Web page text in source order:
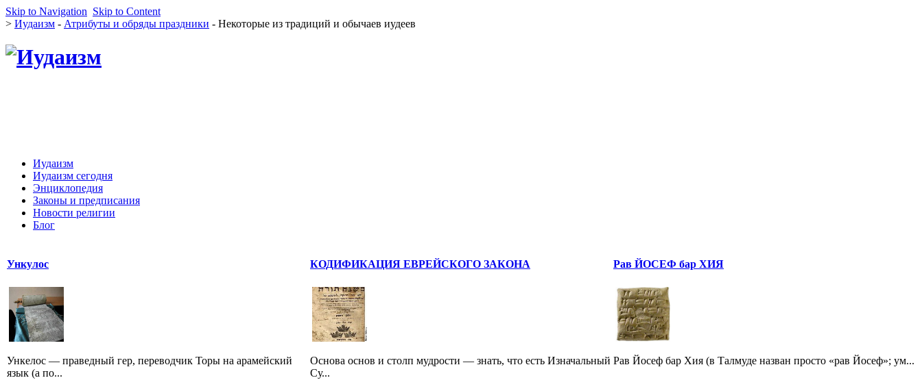
Skip to Navigation Skip to Content
> Иудаизм - Атрибуты и обряды праздники - Некоторые из традиций и обычаев иудеев
Иудаизм
Иудаизм сегодня
Энциклопедия
Законы и предписания
Новости религии
Блог
Ункулос
Ункелос — праведный гер, переводчик Торы на арамейский
язык (а по...
КОДИФИКАЦИЯ ЕВРЕЙСКОГО ЗАКОНА
Основа основ и столп мудрости — знать, что есть Изначальный
Су...
Рав ЙОСЕФ бар ХИЯ
Рав Йосеф бар Хия (в Талмуде назван просто «рав Йосеф»; ум...